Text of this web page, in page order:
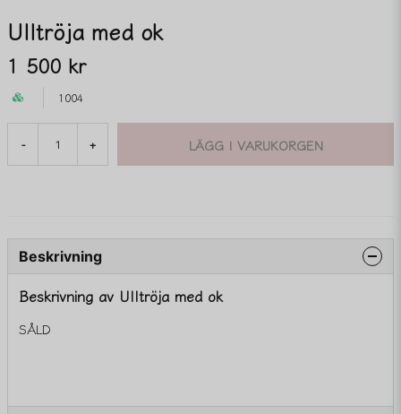
Ulltröja med ok
1 500 kr
1004
- + LÄGG I VARUKORGEN
Beskrivning
Beskrivning av Ulltröja med ok
SÅLD